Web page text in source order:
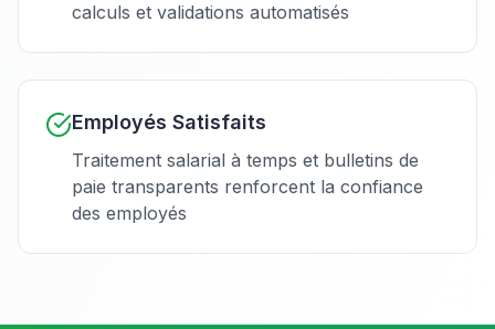
calculs et validations automatisés
Employés Satisfaits
Traitement salarial à temps et bulletins de
paie transparents renforcent la confiance
des employés